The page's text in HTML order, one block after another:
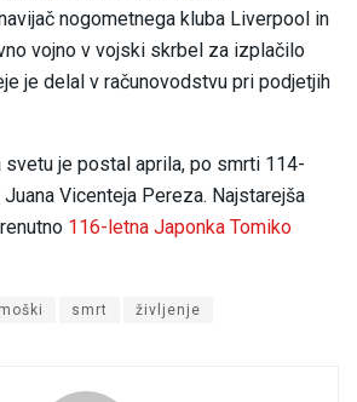
nogometnega kluba Liverpool in
vojno v vojski skrbel za izplačilo
je delal v računovodstvu pri podjetjih
svetu je postal aprila, po smrti 114-
Vicenteja Pereza. Najstarejša
116-letna Japonka Tomiko
smrt življenje